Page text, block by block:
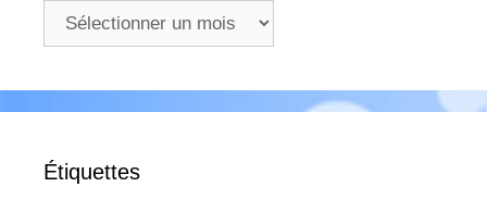
Archives
Étiquettes